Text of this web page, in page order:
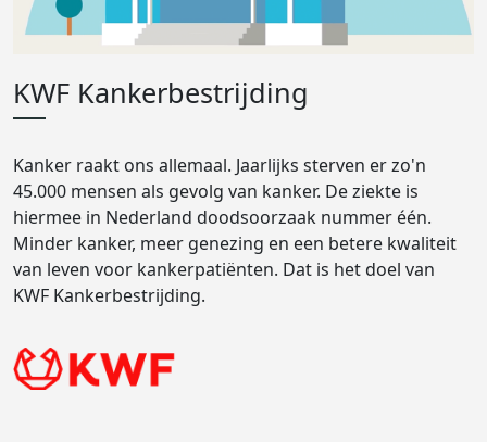
KWF Kankerbestrijding
Kanker raakt ons allemaal. Jaarlijks sterven er zo'n
45.000 mensen als gevolg van kanker. De ziekte is
hiermee in Nederland doodsoorzaak nummer één.
Minder kanker, meer genezing en een betere kwaliteit
van leven voor kankerpatiënten. Dat is het doel van
KWF Kankerbestrijding.